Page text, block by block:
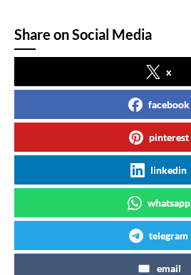
Share on Social Media
x
facebook
pinterest
linkedin
whatsapp
telegram
email